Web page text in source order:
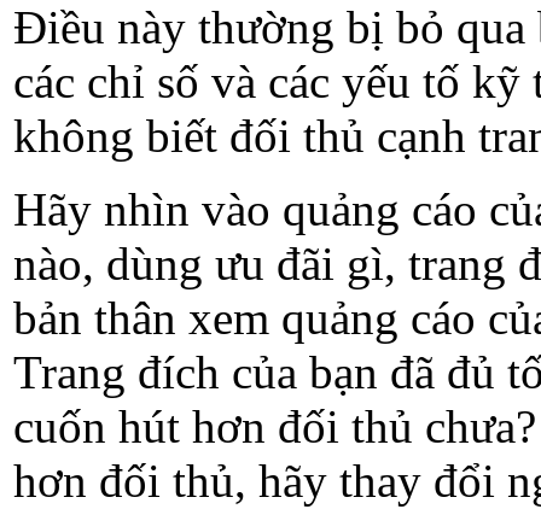
Điều này thường bị bỏ qua
các chỉ số và các yếu tố
không biết đối thủ cạnh
Hãy nhìn vào quảng cáo
nào, dùng ưu đãi gì,
bản thân xem quảng cáo
Trang đích của bạn đã đủ
cuốn hút hơn đối thủ
hơn đối thủ, hãy thay đổi